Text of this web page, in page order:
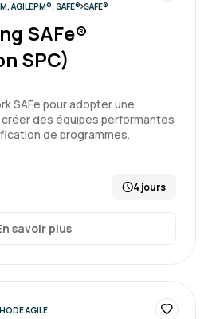
AGILEPM®, SAFE® SAFE®
SAFe®
SPC)
SAFe pour adopter une
des équipes performantes
de programmes.
4 jours
savoir plus
AGILE